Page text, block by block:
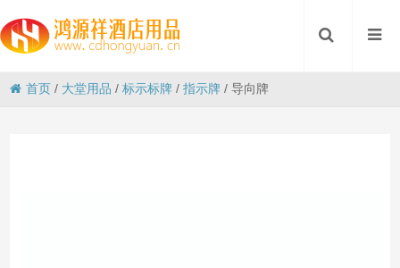
首页 / 大堂用品 /标示标牌 /指示牌 /导向牌